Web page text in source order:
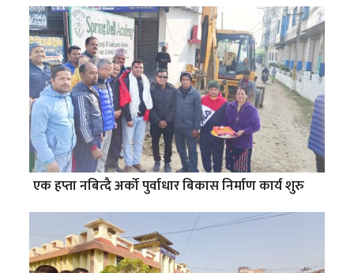
एक हप्ता नबित्दै अर्को पुर्वाधार बिकास निर्माण कार्य शुरु